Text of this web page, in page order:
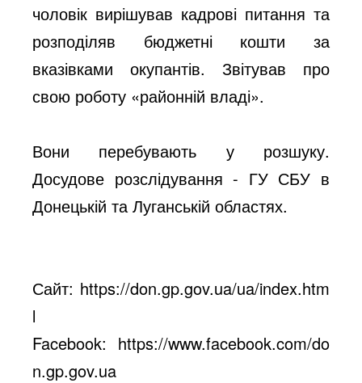
чоловік вирішував кадрові питання та
розподіляв бюджетні кошти за
вказівками окупантів. Звітував про
свою роботу «районній владі».
Вони перебувають у розшуку.
Досудове розслідування - ГУ СБУ в
Донецькій та Луганській областях.
Сайт: https://don.gp.gov.ua/ua/index.htm
l
Facebook: https://www.facebook.com/do
n.gp.gov.ua